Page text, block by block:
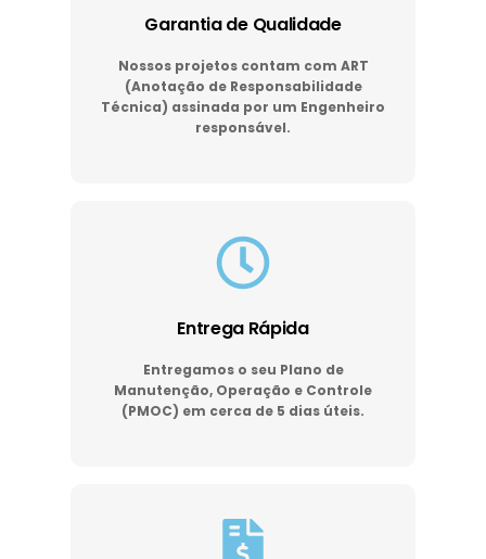
Garantia de Qualidade
Nossos projetos contam com ART
(Anotação de Responsabilidade
Técnica) assinada por um Engenheiro
responsável.
Entrega Rápida
Entregamos o seu Plano de
Manutenção, Operação e Controle
(PMOC) em cerca de 5 dias úteis.